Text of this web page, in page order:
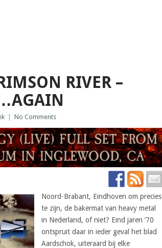
RIVER –
No Comments
Noord-Brabant, Eindhoven om precies
te zijn, de bakermat van heavy metal
in Nederland, of niet? Eind jaren ’70
ontspruit daar in ieder geval het blad
Aardschok, uiteraard bij elke